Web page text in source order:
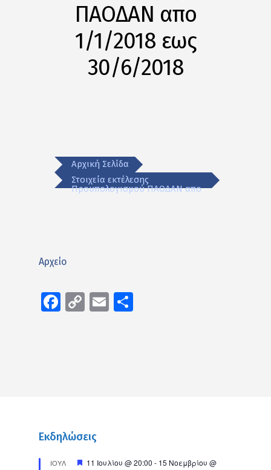
ΠΑΟΔΑΝ απο
1/1/2018 εως
30/6/2018
Αρχική Σελίδα
Στοιχεία εκτέλεσης
Προυπολογισμού ΠΑΟΔΑΝ απο
Αρχείο
Facebook
CopyEmail
Εκδηλώσεις
ΙΟΎΛ Προτεινόμενο
11 Ιουλίου @ 20:00 - 15 Νοεμβρίου @